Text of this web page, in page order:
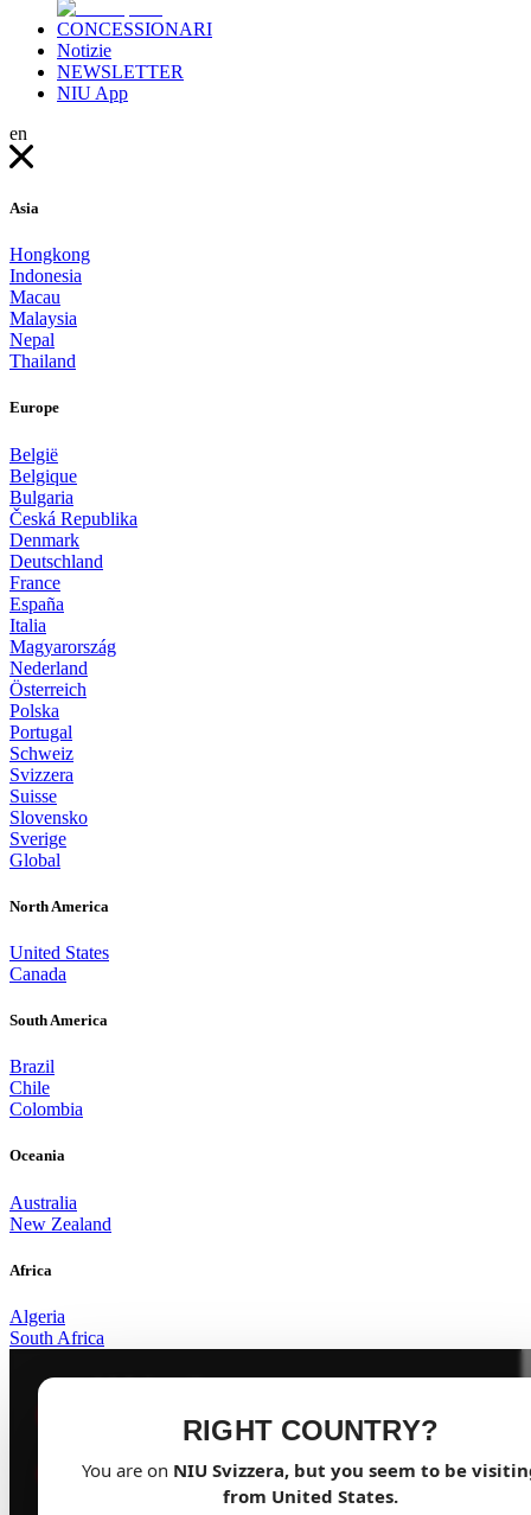
CONCESSIONARI
Notizie
NEWSLETTER
NIU App
en
Asia
Hongkong
Indonesia
Macau
Malaysia
Nepal
Thailand
Europe
België
Belgique
Bulgaria
Česká Republika
Denmark
Deutschland
France
España
Italia
Magyarország
Nederland
Österreich
Polska
Portugal
Schweiz
Svizzera
Suisse
Slovensko
Sverige
Global
North America
United States
Canada
South America
Brazil
Chile
Colombia
Oceania
Australia
New Zealand
Africa
Algeria
South Africa
RIGHT COUNTRY?
You are on NIU Svizzera, but you seem to be
from United States.
IL NUOVO
STANDARD
VELOCITÀ
MASSIMA
100 km
PRENOTA UN TEST RIDE
GRATUITO